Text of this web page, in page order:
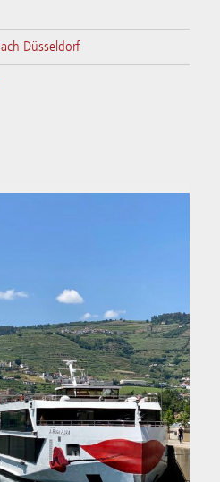
Düsseldorf